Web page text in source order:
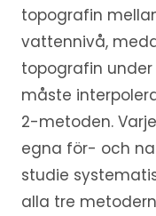
topografin
vattennivå,
topografin
måste
2-metoden.
egna för- och
studie
alla tre